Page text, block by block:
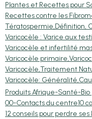
Plantes et Recettes pour
Recettes contre les
Tératospermie,Définition,
Varicocèle : Varice aux
Varicocèle et infertilité
Varicocèle
Varicocèle,Traitement
Varicocèle:
Produits Afrique-Santé-Bio
00-Contacts du centre10
12 conseils pour perdre ses